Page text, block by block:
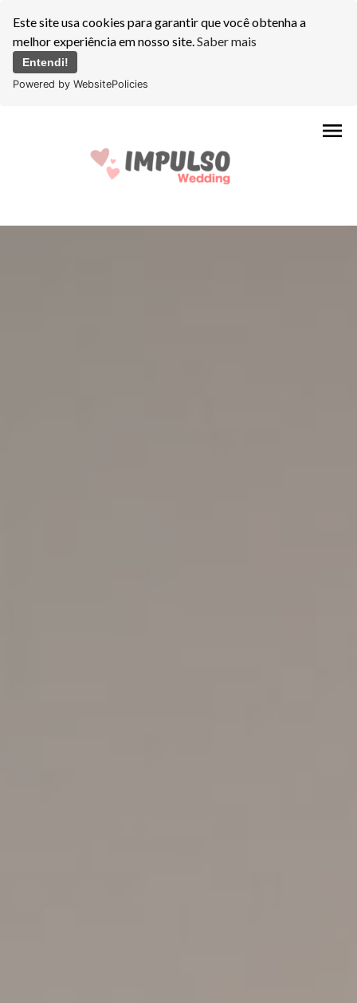
Este site usa cookies para garantir que você obtenha a
melhor experiência em nosso site.Saber mais
Entendi!
Powered by WebsitePolicies
menu